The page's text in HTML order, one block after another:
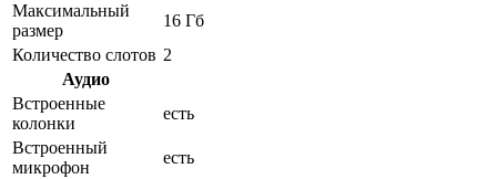
Максимальный
размер
16 Гб
Количество слотов 2
Аудио
Встроенные
колонки
есть
Встроенный
микрофон
есть